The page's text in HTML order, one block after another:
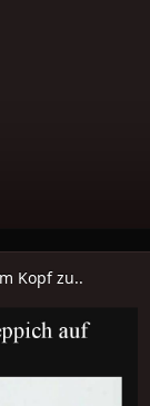
Kopf zu..